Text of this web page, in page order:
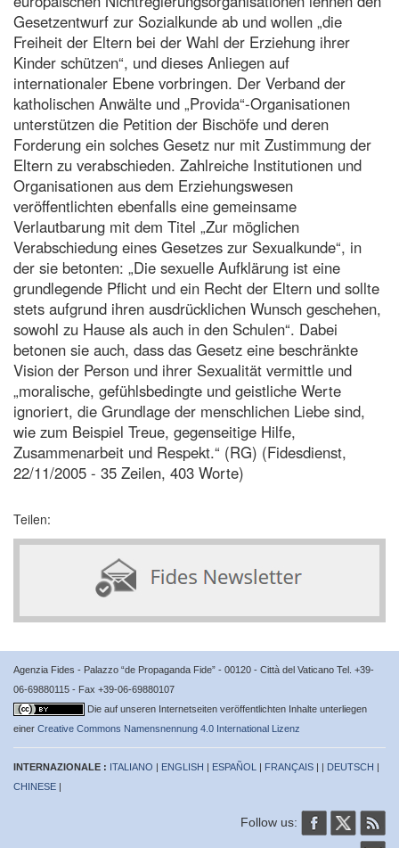
Gesetzentwurf zur Sozialkunde ab und wollen „die
Freiheit der Eltern bei der Wahl der Erziehung ihrer
Kinder schützen“, und dieses Anliegen auf
internationaler Ebene vorbringen. Der Verband der
katholischen Anwälte und „Provida“-Organisationen
unterstützen die Petition der Bischöfe und deren
Forderung ein solches Gesetz nur mit Zustimmung der
Eltern zu verabschieden. Zahlreiche Institutionen und
Organisationen aus dem Erziehungswesen
veröffentlichten ebenfalls eine gemeinsame
Verlautbarung mit dem Titel „Zur möglichen
Verabschiedung eines Gesetzes zur Sexualkunde“, in
der sie betonten: „Die sexuelle Aufklärung ist eine
grundlegende Pflicht und ein Recht der Eltern und sollte
stets aufgrund ihren ausdrücklichen Wunsch geschehen,
sowohl zu Hause als auch in den Schulen“. Dabei
betonen sie auch, dass das Gesetz eine beschränkte
Vision der Person und ihrer Sexualität vermittle und
„moralische, gefühlsbedingte und geistliche Werte
ignoriert, die Grundlage der menschlichen Liebe sind,
wie zum Beispiel Treue, gegenseitige Hilfe,
Zusammenarbeit und Respekt.“ (RG) (Fidesdienst,
22/11/2005 - 35 Zeilen, 403 Worte)
Teilen:
Agenzia Fides - Palazzo “de Propaganda Fide” - 00120 - Città del Vaticano Tel. +39-
06-69880115 - Fax +39-06-69880107
Die auf unseren Internetseiten veröffentlichten Inhalte unterliegen
einer Creative Commons Namensnennung 4.0 International Lizenz
INTERNAZIONALE : ITALIANO | ENGLISH | ESPAÑOL | FRANÇAIS | | DEUTSCH |
CHINESE |
Follow us: